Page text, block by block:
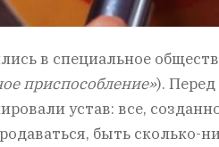
в специальное
приспособление»). Перед
устав: все,
быть сколько-